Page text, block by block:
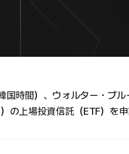
国時間）、ウォルター・ブ
）の上場投資信託（ETF）を